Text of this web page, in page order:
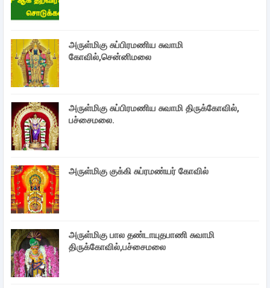
அருள்மிகு சுப்பிரமணிய சுவாமி
கோவில்,சென்னிமலை
அருள்மிகு சுப்பிரமணிய சுவாமி திருக்கோவில்,
பச்சைமலை.
அருள்மிகு குக்கி சுப்ரமண்யர் கோவில்
அருள்மிகு பால தண்டாயுதபாணி சுவாமி
திருக்கோவில்,பச்சைமலை